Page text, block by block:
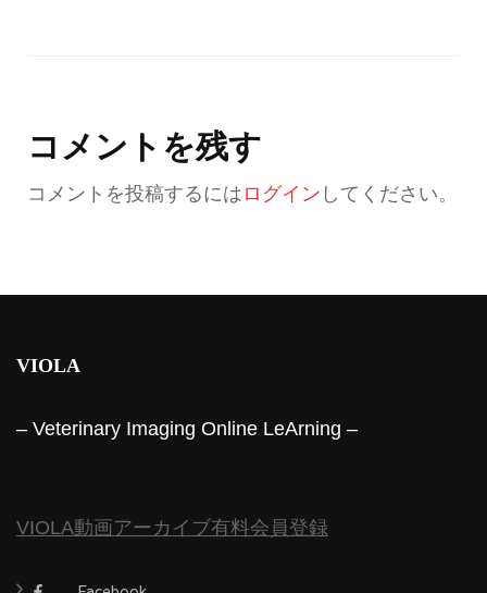
コメントを残す
コメントを投稿するには ログイン してください。
VIOLA
– Veterinary Imaging Online LeArning –
VIOLA動画アーカイブ有料会員登録